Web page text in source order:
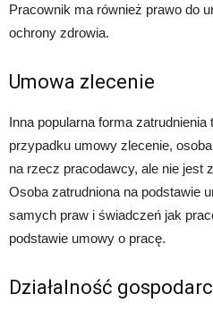
Pracownik ma również prawo do
ochrony zdrowia.
Umowa zlecenie
Inna popularna forma
przypadku umowy zlecenie,
na rzecz pracodawcy, ale nie jest
Osoba zatrudniona na podstawie
samych praw i świadczeń jak
podstawie umowy o pracę.
Działalność